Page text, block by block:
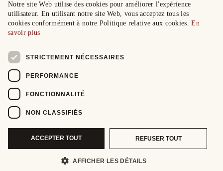
Notre site Web utilise des cookies pour améliorer l'expérience
utilisateur. En utilisant notre site Web, vous acceptez tous les
cookies conformément à notre Politique relative aux cookies.En
savoir plus
STRICTEMENT NÉCESSAIRES
PERFORMANCE
FONCTIONNALITÉ
NON CLASSIFIÉS
ACCEPTER TOUT REFUSER TOUT
AFFICHER LES DÉTAILS